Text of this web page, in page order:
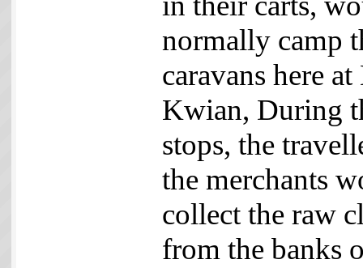
normally camp
caravans here at
Kwian, During
stops, the
the merchants
collect the raw
from the banks